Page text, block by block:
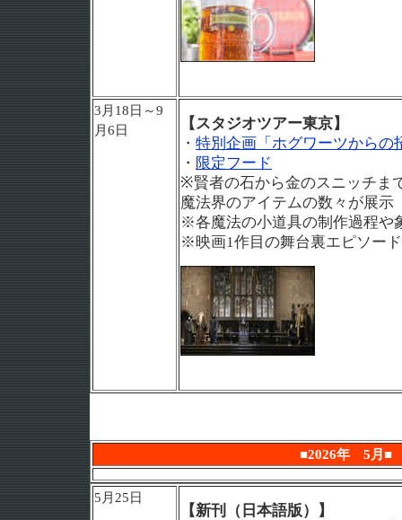
3月18日～9
月6日
【スタジオツアー東京】
・ 特別企画「ホグワーツからの
・ 限定フード
※賢者の石から金のスニッチま
魔法界のアイテムの数々が展示
※各魔法の小道具の制作過程や
※映画1作目の舞台裏エピソー
■2026年 5月■
5月25日
【新刊（日本語版）】